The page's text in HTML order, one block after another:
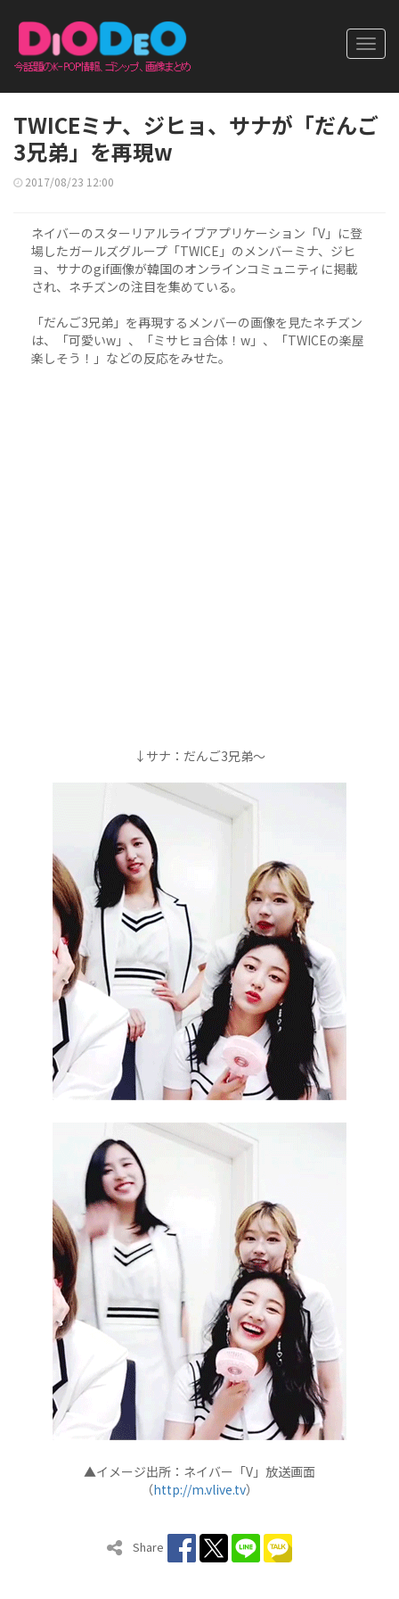
TWICEミナ、ジヒョ、サナが「だんご
3兄弟」を再現w
2017/08/23 12:00
ネイバーのスターリアルライブアプリケーション「V」に登
場したガールズグループ「TWICE」のメンバーミナ、ジヒ
ョ、サナのgif画像が韓国のオンラインコミュニティに掲載
され、ネチズンの注目を集めている。
「だんご3兄弟」を再現するメンバーの画像を見たネチズン
は、「可愛いw」、「ミサヒョ合体！w」、「TWICEの楽屋
楽しそう！」などの反応をみせた。
↓サナ：だんご3兄弟～
▲イメージ出所：ネイバー「V」放送画面
（http://m.vlive.tv）
Share